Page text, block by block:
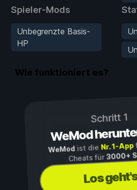
Spieler-Mods
Unbegrenzte Basis-
HP
Wie funktioniert es?
Schritt 1
WeMod
WeMod ist die Nr. 1-App
Cheats für3000+
Los